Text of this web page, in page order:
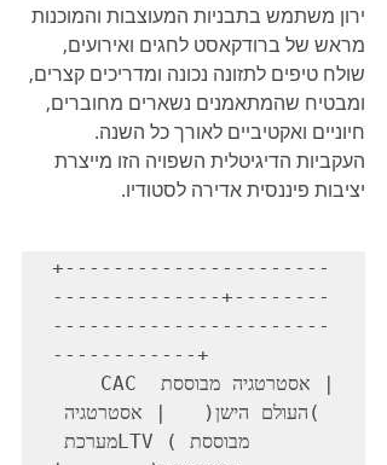
ירון משתמש בתבניות המעוצבות והמוכנות
מראש של ברודקאסט לחגים ואירועים,
שולח טיפים לתזונה נכונה ומדריכים קצרים,
ומבטיח שהמתאמנים נשארים מחוברים,
חיוניים ואקטיביים לאורך כל השנה.
העקביות הדיגיטלית השפויה הזו מייצרת
יציבות פיננסית אדירה לסטודיו.
+----------------------
--------------+--------
-----------------------
------------+
| אסטרטגיה מבוססת CAC